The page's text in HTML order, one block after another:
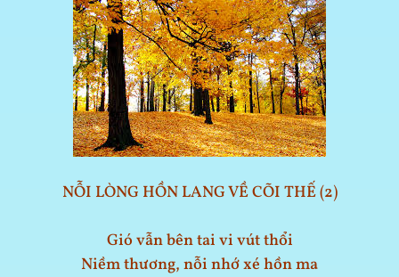
NỖI LÒNG HỒN LANG VỀ CÕI THẾ (2)
Gió vẫn bên tai vi vút thổi
Niềm thương, nỗi nhớ xé hồn ma